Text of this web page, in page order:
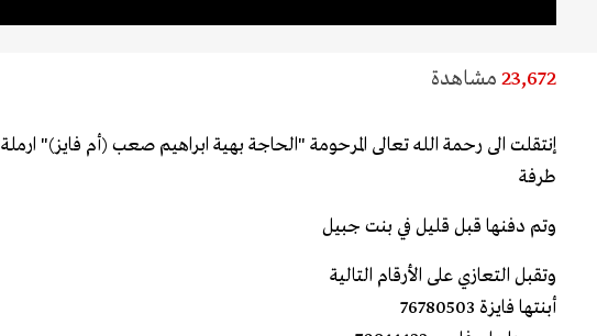
23,672 مشاهدة
إنتقلت الى رحمة الله تعالى المرحومة "الحاجة بهية ابراهيم صعب (أم فايز)"
طرفة
وتم دفنها قبل قليل في بنت جبيل
وتقبل التعازي على الأرقام التالية
أبنتها فايزة 76780503